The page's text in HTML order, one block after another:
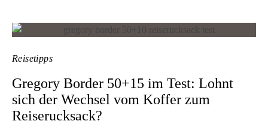
Reisetipps
Gregory Border 50+15 im Test: Lohnt
sich der Wechsel vom Koffer zum
Reiserucksack?